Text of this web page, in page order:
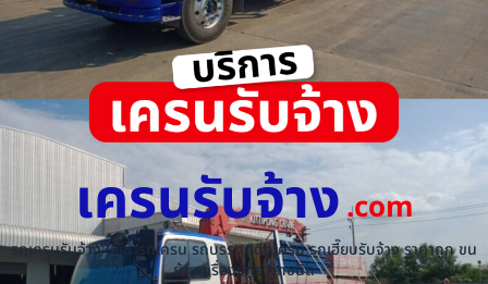
เครนรับจ้าง.com
รถเครนรับจ้าง ให้เช่ารถเครน รถบรรทุกติดเครน รถเฮี๊ยบรับจ้าง ราคาถูก ขน
ย้ายเครื่องจักร ทุกชนิด